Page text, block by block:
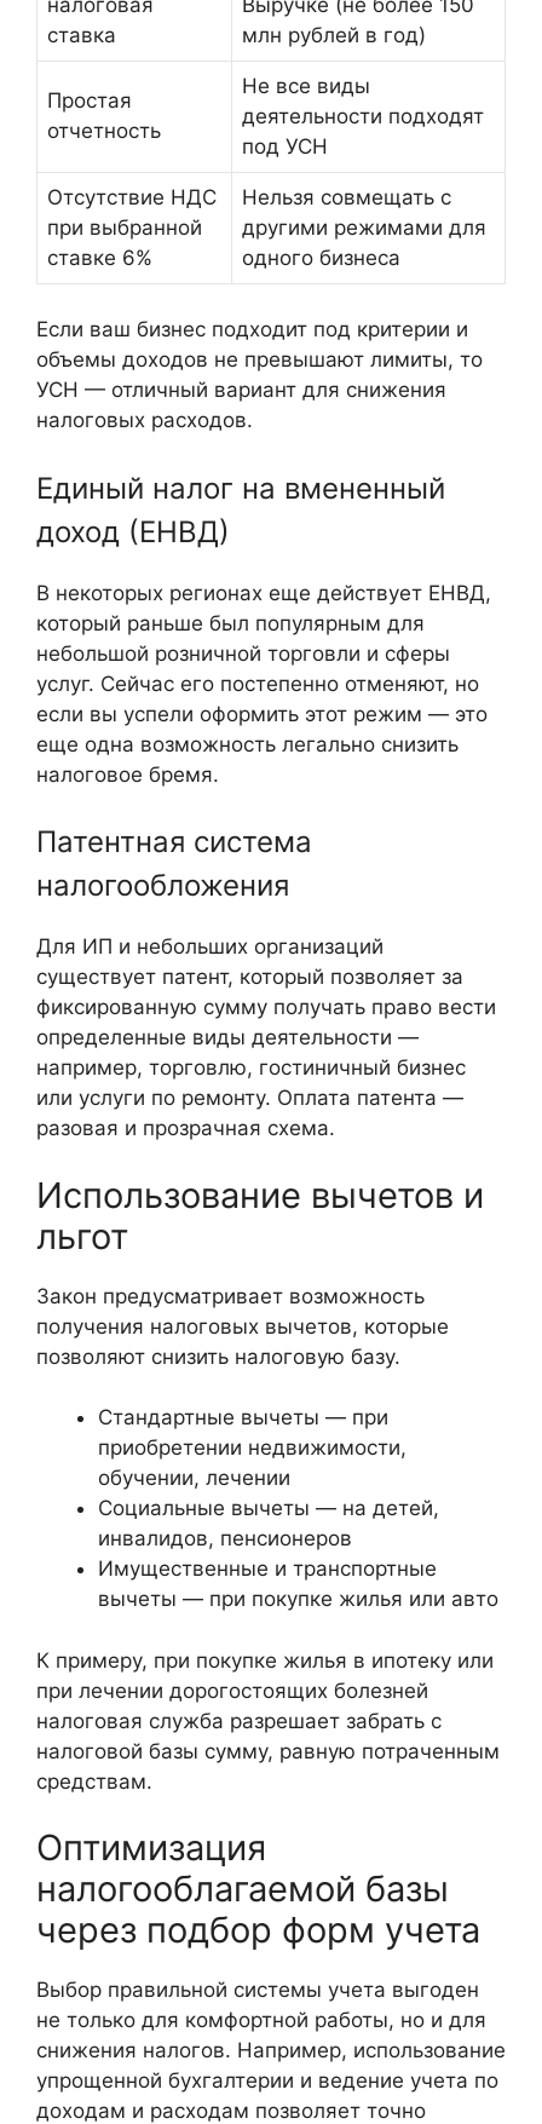
ставка
млн рублей в год)
Простая
отчетность
Не все виды
деятельности подходят
под УСН
Отсутствие НДС
при выбранной
ставке 6%
Нельзя совмещать с
другими режимами для
одного бизнеса
Если ваш бизнес подходит под критерии и
объемы доходов не превышают лимиты, то
УСН — отличный вариант для снижения
налоговых расходов.
Единый налог на вмененный
доход (ЕНВД)
В некоторых регионах еще действует ЕНВД,
который раньше был популярным для
небольшой розничной торговли и сферы
услуг. Сейчас его постепенно отменяют, но
если вы успели оформить этот режим — это
еще одна возможность легально снизить
налоговое бремя.
Патентная система
налогообложения
Для ИП и небольших организаций
существует патент, который позволяет за
фиксированную сумму получать право вести
определенные виды деятельности —
например, торговлю, гостиничный бизнес
или услуги по ремонту. Оплата патента —
разовая и прозрачная схема.
Использование вычетов и
льгот
Закон предусматривает возможность
получения налоговых вычетов, которые
позволяют снизить налоговую базу.
Стандартные вычеты — при
приобретении недвижимости,
обучении, лечении
Социальные вычеты — на детей,
инвалидов, пенсионеров
Имущественные и транспортные
вычеты — при покупке жилья или авто
К примеру, при покупке жилья в ипотеку или
при лечении дорогостоящих болезней
налоговая служба разрешает забрать с
налоговой базы сумму, равную потраченным
средствам.
Оптимизация
налогооблагаемой базы
через подбор форм учета
Выбор правильной системы учета выгоден
не только для комфортной работы, но и для
снижения налогов. Например, использование
упрощенной бухгалтерии и ведение учета по
доходам и расходам позволяет точно